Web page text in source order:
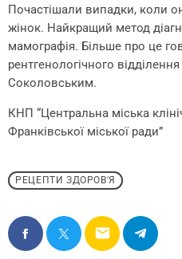
Почастішали випадки, коли
жінок. Найкращий метод
мамографія. Більше про це
рентгенологічного
Соколовським.
КНП “Центральна міська
Франківської міської ради”
РЕЦЕПТИ ЗДОРОВ'Я
email